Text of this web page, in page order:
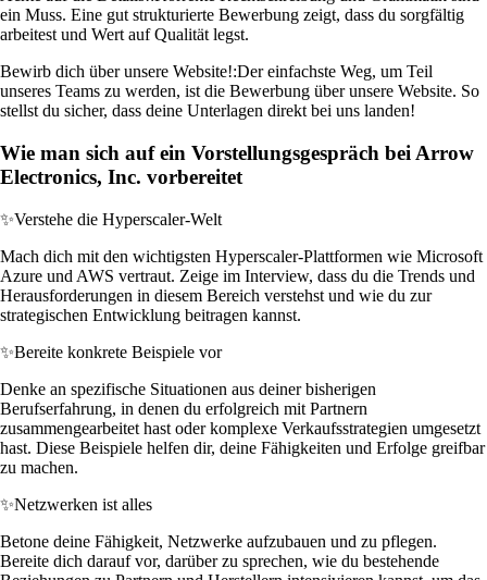
ein Muss. Eine gut strukturierte Bewerbung zeigt, dass du sorgfältig
arbeitest und Wert auf Qualität legst.
Bewirb dich über unsere Website!:Der einfachste Weg, um Teil
unseres Teams zu werden, ist die Bewerbung über unsere Website. So
stellst du sicher, dass deine Unterlagen direkt bei uns landen!
Wie man sich auf ein Vorstellungsgespräch bei Arrow
Electronics, Inc. vorbereitet
✨Verstehe die Hyperscaler-Welt
Mach dich mit den wichtigsten Hyperscaler-Plattformen wie Microsoft
Azure und AWS vertraut. Zeige im Interview, dass du die Trends und
Herausforderungen in diesem Bereich verstehst und wie du zur
strategischen Entwicklung beitragen kannst.
✨Bereite konkrete Beispiele vor
Denke an spezifische Situationen aus deiner bisherigen
Berufserfahrung, in denen du erfolgreich mit Partnern
zusammengearbeitet hast oder komplexe Verkaufsstrategien umgesetzt
hast. Diese Beispiele helfen dir, deine Fähigkeiten und Erfolge greifbar
zu machen.
✨Netzwerken ist alles
Betone deine Fähigkeit, Netzwerke aufzubauen und zu pflegen.
Bereite dich darauf vor, darüber zu sprechen, wie du bestehende